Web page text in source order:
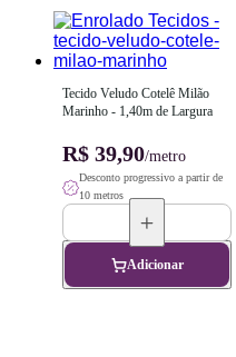
Tecido Veludo Cotelê Milão
Marinho - 1,40m de Largura
R$ 39,90/metro
Desconto progressivo a partir de
10 metros
Adicionar